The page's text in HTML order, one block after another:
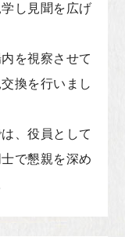
し見聞を広げ
を視察させて
換を行いまし
、役員として
で懇親を深め